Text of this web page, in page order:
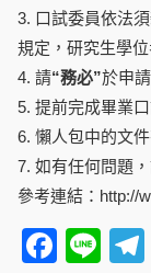
3. 口試委員依法
規定，研究生學
4. 請“務必”於申
5. 提前完成畢業
6. 懶人包中的文
7. 如有任何問題
參考連結： http://
F
Li